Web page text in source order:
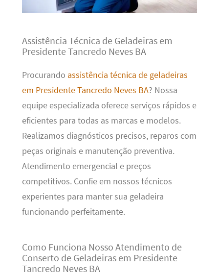
Assistência Técnica de Geladeiras em
Presidente Tancredo Neves BA
Procurando assistência técnica de geladeiras
em Presidente Tancredo Neves BA? Nossa
equipe especializada oferece serviços rápidos e
eficientes para todas as marcas e modelos.
Realizamos diagnósticos precisos, reparos com
peças originais e manutenção preventiva.
Atendimento emergencial e preços
competitivos. Confie em nossos técnicos
experientes para manter sua geladeira
funcionando perfeitamente.
Como Funciona Nosso Atendimento de
Conserto de Geladeiras em Presidente
Tancredo Neves BA